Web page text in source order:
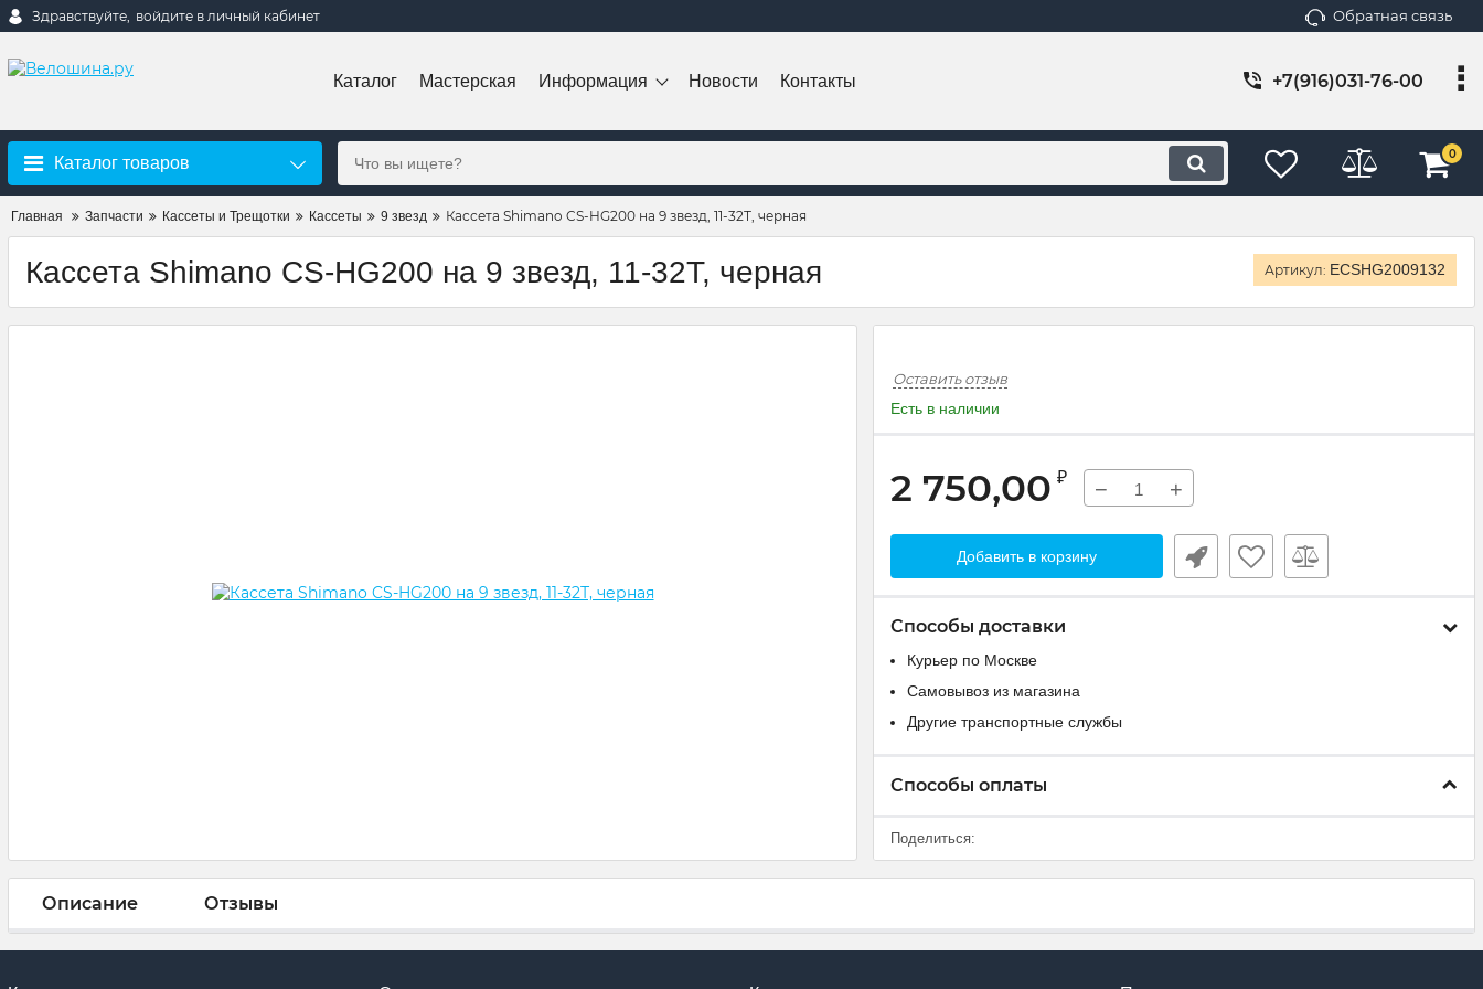
Здравствуйте, войдите в личный кабинет Обратная связь
Каталог Мастерская Информация Новости Контакты +7(916)031-76-00
Каталог товаров 0
Главная Запчасти Кассеты и Трещотки Кассеты 9 звезд Кассета Shimano CS-HG200 на 9 звезд, 11-32Т, черная
Кассета Shimano CS-HG200 на 9 звезд, 11-32Т, черная Артикул: ECSHG2009132
Оставить отзыв
Есть в наличии
2 750,00 ₽ − +
Добавить в корзину
Способы доставки
Курьер по Москве
Самовывоз из магазина
Другие транспортные службы
Способы оплаты
Поделиться:
Описание Отзывы